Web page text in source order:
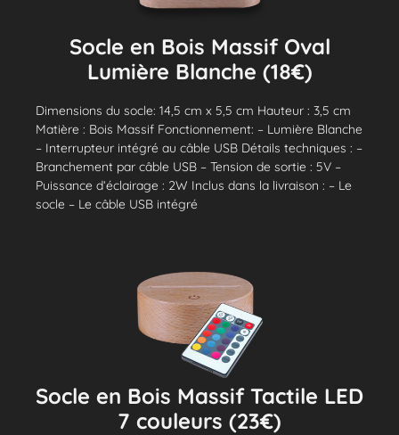
Socle en Bois Massif Oval
Lumière Blanche (18€)
Dimensions du socle: 14,5 cm x 5,5 cm Hauteur : 3,5 cm
Matière : Bois Massif Fonctionnement: – Lumière Blanche
– Interrupteur intégré au câble USB Détails techniques : –
Branchement par câble USB – Tension de sortie : 5V –
Puissance d’éclairage : 2W Inclus dans la livraison : – Le
socle – Le câble USB intégré
Socle en Bois Massif Tactile LED
7 couleurs (23€)